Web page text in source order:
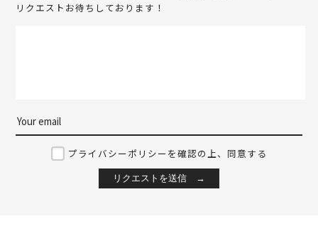
リクエストお待ちしております！
プライバシーポリシーを確認の上、同意する